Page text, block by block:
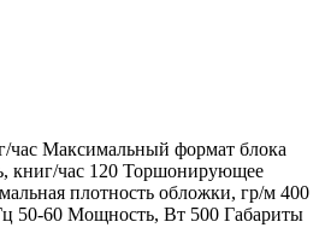
час Максимальный формат блока
книг/час 120 Торшонирующее
плотность обложки, гр/м 400
50-60 Мощность, Вт 500 Габариты